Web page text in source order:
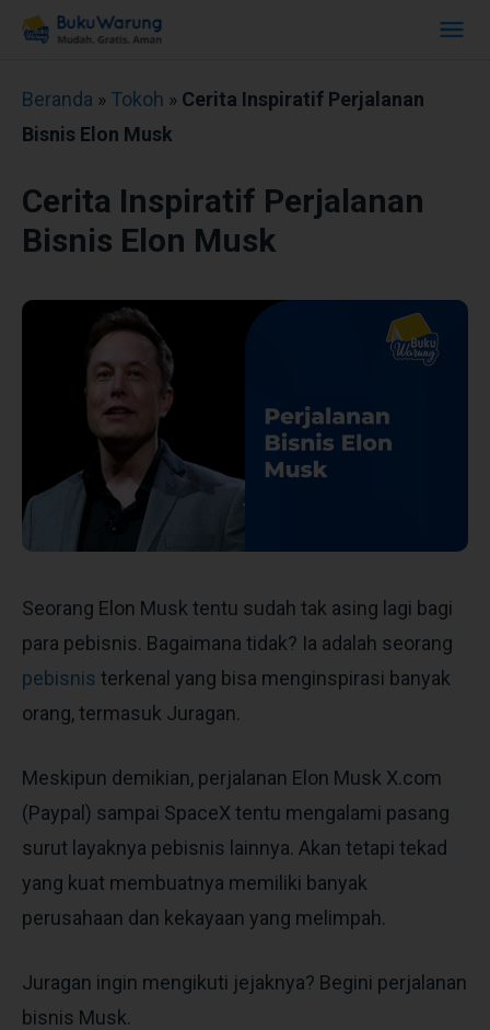
Beranda » Tokoh » Cerita Inspiratif Perjalanan
Bisnis Elon Musk
Cerita Inspiratif Perjalanan
Bisnis Elon Musk
Seorang Elon Musk tentu sudah tak asing lagi bagi
para pebisnis. Bagaimana tidak? Ia adalah seorang
pebisnis terkenal yang bisa menginspirasi banyak
orang, termasuk Juragan.
Meskipun demikian, perjalanan Elon Musk X.com
(Paypal) sampai SpaceX tentu mengalami pasang
surut layaknya pebisnis lainnya. Akan tetapi tekad
yang kuat membuatnya memiliki banyak
perusahaan dan kekayaan yang melimpah.
Juragan ingin mengikuti jejaknya? Begini perjalanan
bisnis Musk.